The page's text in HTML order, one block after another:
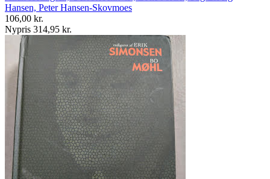
Hansen, Peter Hansen-Skovmoes
106,00 kr.
Nypris 314,95 kr.